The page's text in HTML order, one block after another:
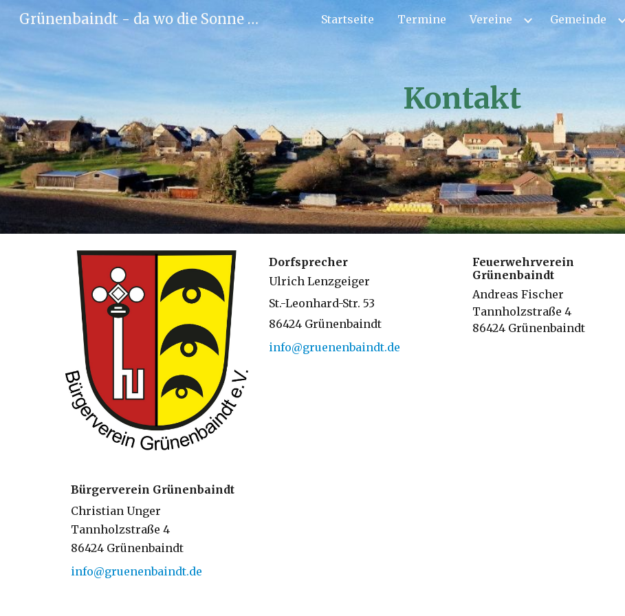
Skip to main content Skip to navigation
Grünenbaindt - da wo die Sonne scheint! Startseite Termine Vereine Gemeinde
Kontakt
Bürgerverein Grünenbaindt
Christian Unger
Tannholzstraße 4
86424 Grünenbaindt
info@gruenenbaindt.de
Dorfsprecher
Ulrich Lenzgeiger
St.-Leonhard-Str. 53
86424 Grünenbaindt
info@gruenenbaindt.de
Feuerwehrverein
Grünenbaindt
Andreas Fischer
Tannholzstraße 4
86424 Grünenbaindt